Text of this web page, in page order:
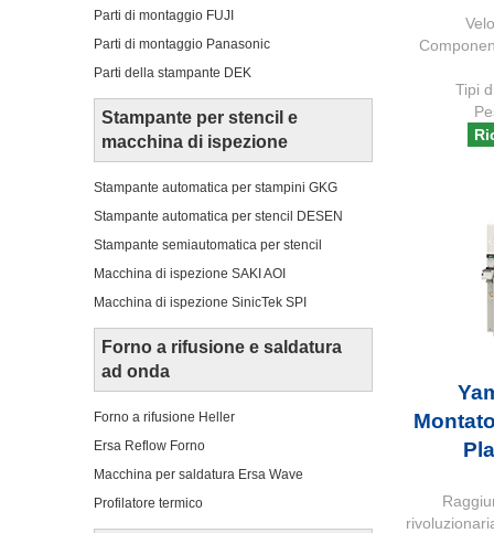
Parti di montaggio FUJI
Parti di montaggio Panasonic
Parti della stampante DEK
Stampante per stencil e
macchina di ispezione
Stampante automatica per stampini GKG
Stampante automatica per stencil DESEN
Stampante semiautomatica per stencil
Macchina di ispezione SAKI AOI
Macchina di ispezione SinicTek SPI
Forno a rifusione e saldatura
ad onda
Forno a rifusione Heller
Ersa Reflow Forno
Macchina per saldatura Ersa Wave
Profilatore termico
Tipi